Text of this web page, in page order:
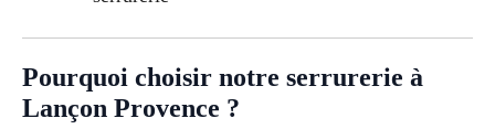
Pourquoi choisir notre serrurerie à
Lançon Provence ?